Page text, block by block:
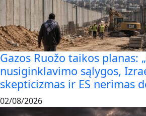
Gazos Ruožo taikos planas:
nusiginklavimo sąlygos,
skepticizmas ir ES nerimas
02/08/2026